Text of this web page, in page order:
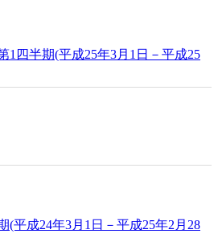
1四半期(平成25年3月1日－平成25
(平成24年3月1日－平成25年2月28